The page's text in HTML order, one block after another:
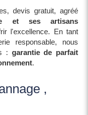
devis gratuit, agréé
et ses artisans
l'excellence. En tant
responsable, nous
: garantie de parfait
.
,